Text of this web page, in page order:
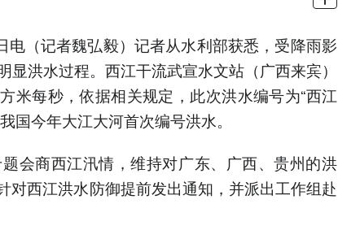
（记者魏弘毅）记者从水利部获悉，受降雨影
显洪水过程。西江干流武宣水文站（广西来宾）
米每秒，依据相关规定，此次洪水编号为“西江
国今年大江大河首次编号洪水。
商西江汛情，维持对广东、广西、贵州的洪
西江洪水防御提前发出通知，并派出工作组赴